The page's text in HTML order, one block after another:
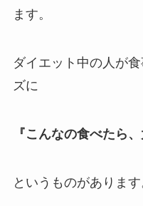
ます。
ダイエット中の人が
ズに
『こんなの食べたら
というものがあります